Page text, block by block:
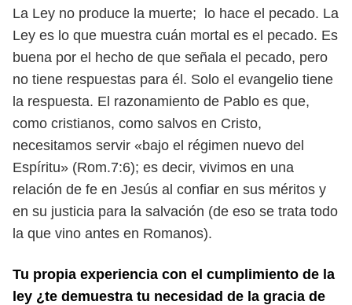
La Ley no produce la muerte; lo hace el pecado. La
Ley es lo que muestra cuán mortal es el pecado. Es
buena por el hecho de que señala el pecado, pero
no tiene respuestas para él. Solo el evangelio tiene
la respuesta. El razonamiento de Pablo es que,
como cristianos, como salvos en Cristo,
necesitamos servir «bajo el régimen nuevo del
Espíritu» (Rom.7:6); es decir, vivimos en una
relación de fe en Jesús al confiar en sus méritos y
en su justicia para la salvación (de eso se trata todo
la que vino antes en Romanos).
Tu propia experiencia con el cumplimiento de la
ley ¿te demuestra tu necesidad de la gracia de